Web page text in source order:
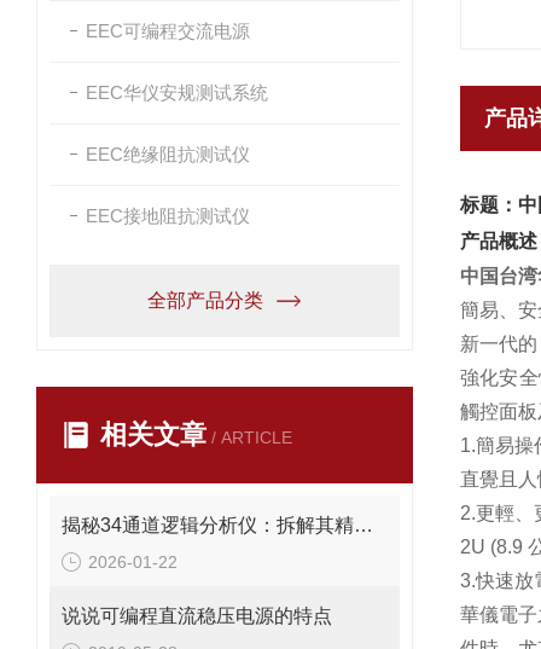
EEC可编程交流电源
EEC华仪安规测试系统
EEC绝缘阻抗测试仪
EEC接地阻抗测试仪
全部产品分类
相关文章 / ARTICLE
揭秘34通道逻辑分析仪：拆解其精密构造与功能
2026-01-22
说说可编程直流稳压电源的特点
产品
标题：
产品概述
中国台
簡易、
新一代
強化安
觸控面
1.簡易操
直覺且
2.更輕、
2U (8.9
3.快速放
華儀電